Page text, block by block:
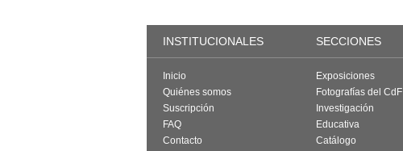
INSTITUCIONALES SECCIONES
Inicio
Quiénes somos
Suscripción
FAQ
Contacto
Exposiciones
Fotografías del CdF
Investigación
Educativa
Catálogo